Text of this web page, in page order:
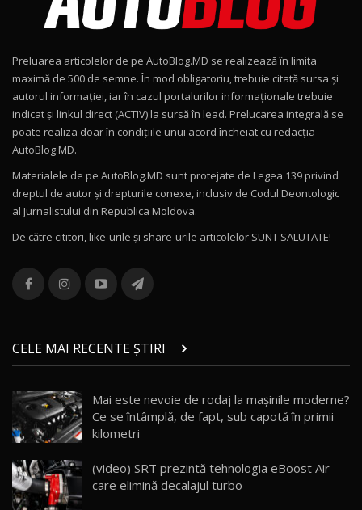
Noul Geely EX2 / Test Drive AutoBlog.MD
15:22
Mercedes-AMG E 53 HYBRID 4MATIC+ / Test
Drive AutoBlog.MD
16:27
11
Noul Volvo ES90 / Test Drive AutoBlog.MD
12
Noul MG HS / Test Drive AutoBlog.MD
16:48
13
combină aventura cu luxul / AutoBlog.MD
36:08
chinez care face lumea să se întoarcă după el
/ AutoBlog.MD
17:27
15 14:37
16
AutoBlogMD
13:10
Preluarea articolelor de pe AutoBlog.MD se realizează în limita
maximă de 500 de semne. În mod obligatoriu, trebuie citată sursa și
autorul informației, iar în cazul portalurilor informaționale trebuie
indicat și linkul direct (ACTIV) la sursă în lead. Prelucarea integrală se
poate realiza doar în condițiile unui acord încheiat cu redacţia
AutoBlog.MD.
Materialele de pe AutoBlog.MD sunt protejate de Legea 139 privind
dreptul de autor și drepturile conexe, inclusiv de Codul Deontologic
al Jurnalistului din Republica Moldova.
De către cititori, like-urile şi share-urile articolelor SUNT SALUTATE!
CELE MAI RECENTE ȘTIRI
Mai este nevoie de rodaj la mașinile moderne?
Ce se întâmplă, de fapt, sub capotă în primii
kilometri
(video) SRT prezintă tehnologia eBoost Air
care elimină decalajul turbo